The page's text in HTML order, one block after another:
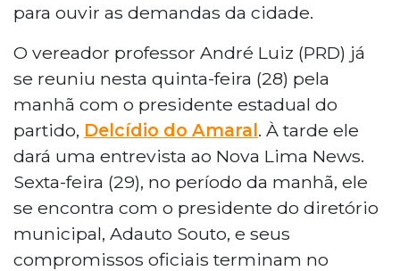
para ouvir as demandas da cidade.
O vereador professor André Luiz (PRD) já
se reuniu nesta quinta-feira (28) pela
manhã com o presidente estadual do
partido, Delcídio do Amaral. À tarde ele
dará uma entrevista ao Nova Lima News.
Sexta-feira (29), no período da manhã, ele
se encontra com o presidente do diretório
municipal, Adauto Souto, e seus
compromissos oficiais terminam no